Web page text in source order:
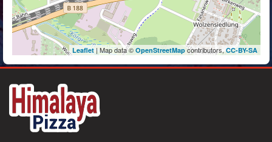
Leaflet| Map data © OpenStreetMapcontributors,CC-BY-SA